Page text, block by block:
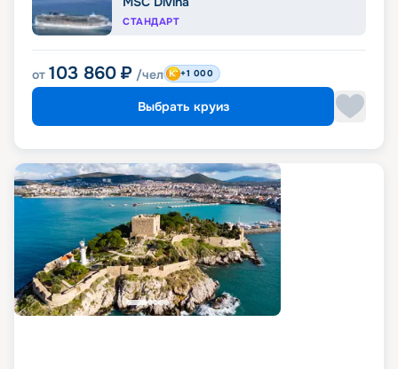
СТАНДАРТ
от 103 860 ₽ /чел +1 000
Выбрать круиз